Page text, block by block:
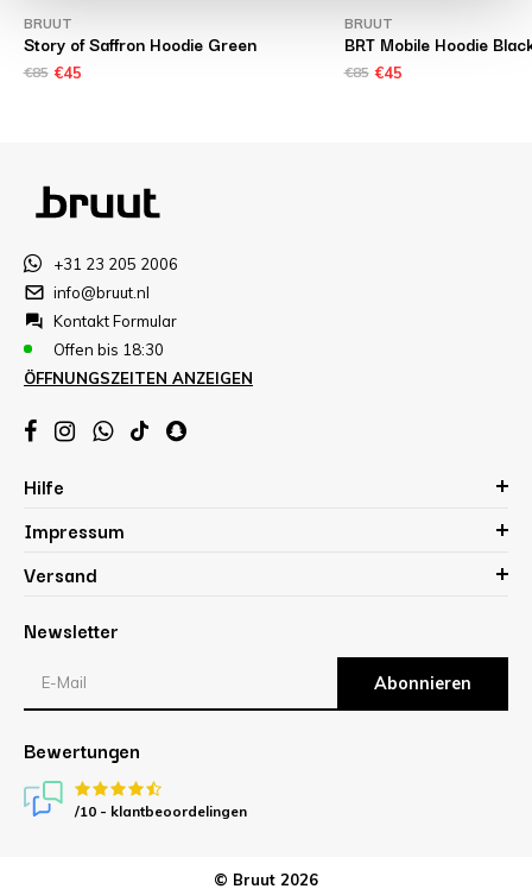
BRUUT
Story of Saffron Hoodie Green
€85 €45
BRUUT
BRT Mobile Hoodie
€85 €45
+31 23 205 2006
info@bruut.nl
Kontakt Formular
Offen bis 18:30
ÖFFNUNGSZEITEN ANZEIGEN
Hilfe
Impressum
Versand
Newsletter
Abonnieren
Bewertungen
/10 - klantbeoordelingen
© Bruut 2026